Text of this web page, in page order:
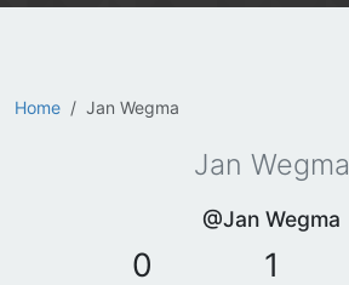
Home Jan Wegma
Jan Wegma
@Jan Wegma
0 1